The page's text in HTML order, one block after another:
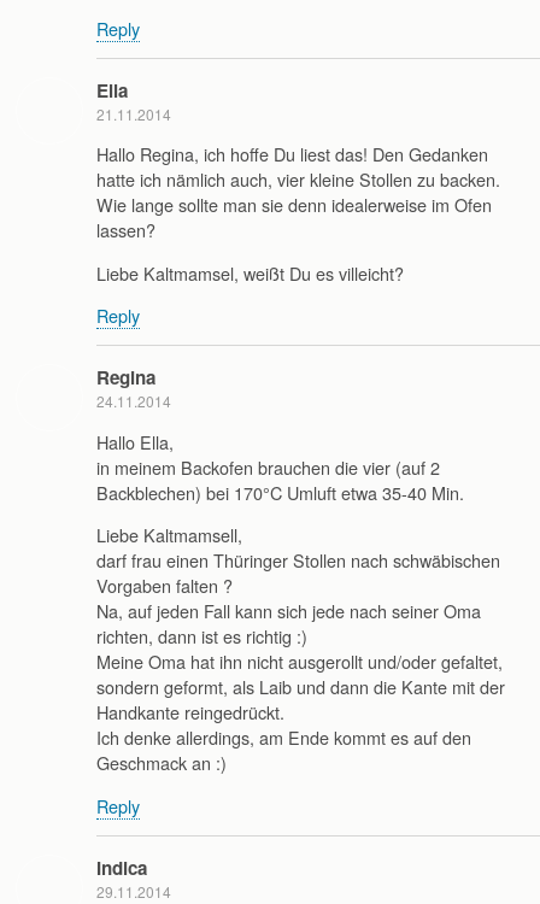
Reply
Ella
21.11.2014
Hallo Regina, ich hoffe Du liest das! Den Gedanken
hatte ich nämlich auch, vier kleine Stollen zu backen.
Wie lange sollte man sie denn idealerweise im Ofen
lassen?
Liebe Kaltmamsel, weißt Du es villeicht?
Reply
Regina
24.11.2014
Hallo Ella,
in meinem Backofen brauchen die vier (auf 2
Backblechen) bei 170°C Umluft etwa 35-40 Min.
Liebe Kaltmamsell,
darf frau einen Thüringer Stollen nach schwäbischen
Vorgaben falten ?
Na, auf jeden Fall kann sich jede nach seiner Oma
richten, dann ist es richtig :)
Meine Oma hat ihn nicht ausgerollt und/oder gefaltet,
sondern geformt, als Laib und dann die Kante mit der
Handkante reingedrückt.
Ich denke allerdings, am Ende kommt es auf den
Geschmack an :)
Reply
Indica
29.11.2014